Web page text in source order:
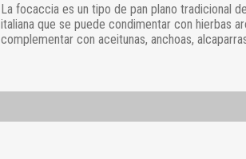
La focaccia es un tipo de pan plano tradicional
italiana que se puede condimentar con hierbas
complementar con aceitunas, anchoas,